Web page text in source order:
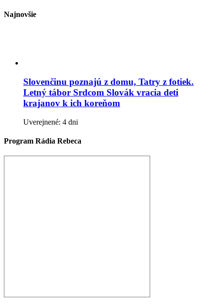
Najnovšie
Slovenčinu poznajú z domu, Tatry z fotiek.
Letný tábor Srdcom Slovák vracia deti
krajanov k ich koreňom
Uverejnené: 4 dni
Program Rádia Rebeca